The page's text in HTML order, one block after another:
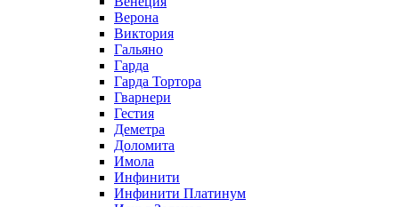
Верона
Виктория
Гальяно
Гарда
Гарда Тортора
Гварнери
Гестия
Деметра
Доломита
Имола
Инфинити
Инфинити Платинум